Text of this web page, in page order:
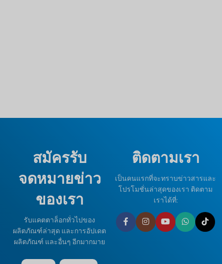
สมัครรับ
จดหมายข่าว
ของเรา
รับแคตตาล็อกทั่วไปของ
ผลิตภัณฑ์ล่าสุด และการอัปเดต
ผลิตภัณฑ์ และอื่นๆ อีกมากมาย
ติดตามเรา
เป็นคนแรกที่จะทราบข่าวสารและ
โปรโมชั่นล่าสุดของเรา ติดตาม
เราได้ที่: